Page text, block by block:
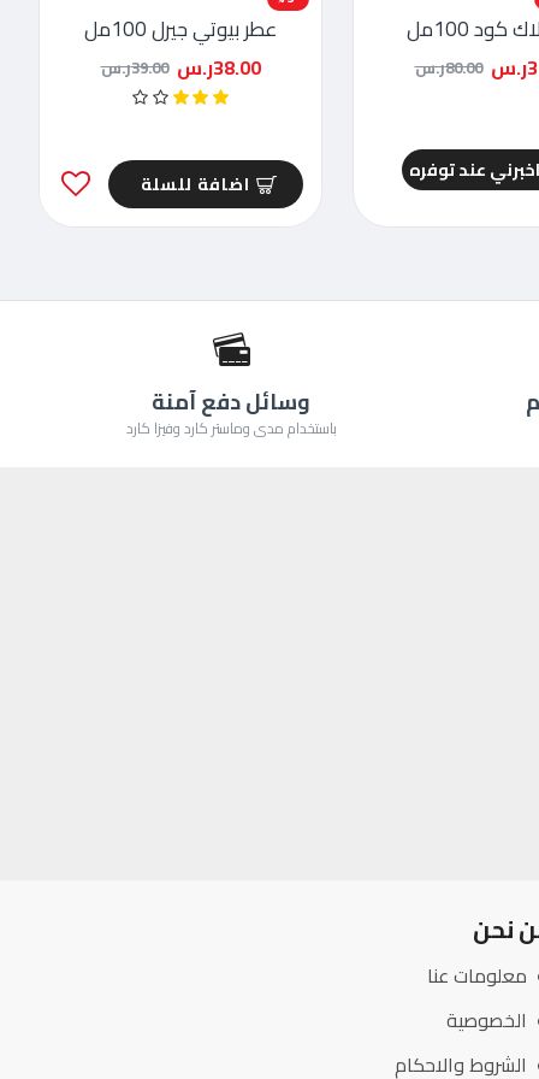
كود 100مل
80.00ر.س
اخبرني عند توفره
عطر بيوتي جيرل 100مل
38.00ر.س 39.00ر.س
اضافة للسلة
وسائل دفع آمنة
باستخدام مدى وماستر كارد وفيزا كارد
نحن
معلومات عنا
الخصوصية
الشروط والاحكام